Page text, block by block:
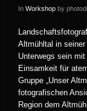
In Workshop by
Altmühltal in
Unterwegs sein
Einsamkeit für
Gruppe „Unser
fotografischen
Region dem